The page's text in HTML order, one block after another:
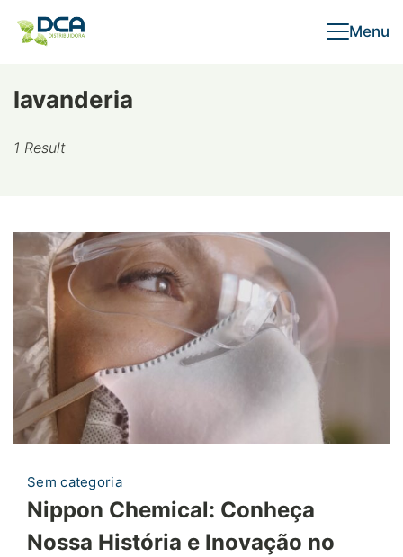
Menu
lavanderia
1 Result
Sem categoria
Nippon Chemical: Conheça
Nossa História e Inovação no